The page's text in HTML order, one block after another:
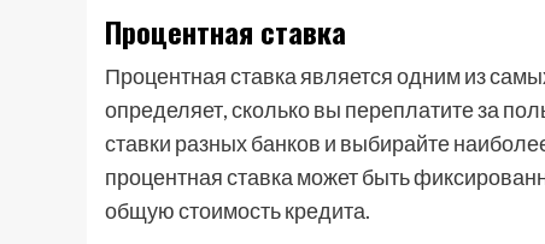
Процентная ставка
Процентная ставка является одним из
определяет, сколько вы переплатите за
ставки разных банков и выбирайте
процентная ставка может быть
общую стоимость кредита.